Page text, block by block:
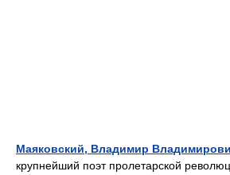
Маяковский, Владимир
крупнейший поэт пролетарской